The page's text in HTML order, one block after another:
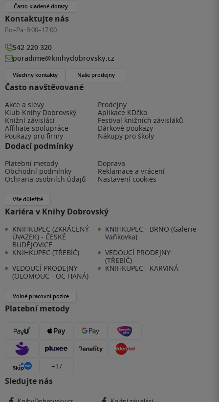
Často navštěvované
Akce a slevy
Prodejny
Klub Knihy Dobrovský
Aplikace KDčko
Knižní závisláci
Festival knižních závisláků
Affiliate spolupráce
Dárkové poukazy
Poukazy pro firmy
Nákupy pro školy
Dodací podmínky
Platební metody
Doprava
Obchodní podmínky
Reklamace a vrácení
Ochrana osobních údajů
Nastavení cookies
Vše důležité
Kariéra v Knihy Dobrovský
KNIHKUPEC (ZKRÁCENÝ
ÚVAZEK) - ČESKÉ
BUDĚJOVICE
KNIHKUPEC - BRNO (Galerie
Vaňkovka)
KNIHKUPEC (TŘEBÍČ)
VEDOUCÍ PRODEJNY
(TŘEBÍČ)
VEDOUCÍ PRODEJNY
(OLOMOUC - OC HANÁ)
KNIHKUPEC - KARVINÁ
Volné pracovní pozice
Platební metody
+ 17
Sledujte nás
Často kladené dotazy
Kontaktujte nás
Po–Pá: 8:00–17:00
542 220 320
poradime@knihydobrovsky.cz
Všechny kontakty Naše prodejny